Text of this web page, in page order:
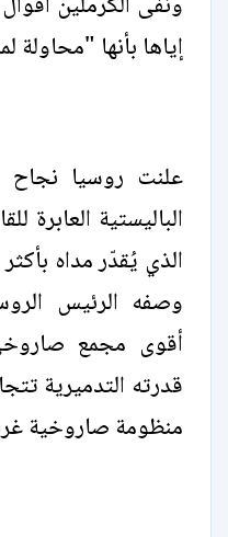
إياها بأنها
علنت روسيا نجاح
الباليستية
وصفه الرئيس
أقوى مجمع
منظومة صاروخية